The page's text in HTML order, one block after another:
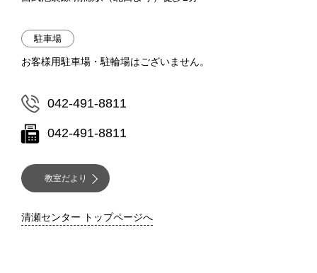
駐車場
お客様用駐車場・駐輪場はございません。
042-491-8811
042-491-8811
教室だより
清瀬センター トップページへ